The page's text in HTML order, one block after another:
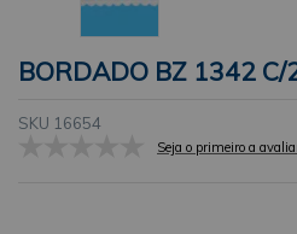
BORDADO BZ 1342 C/
SKU 16654
Seja o primeiro a